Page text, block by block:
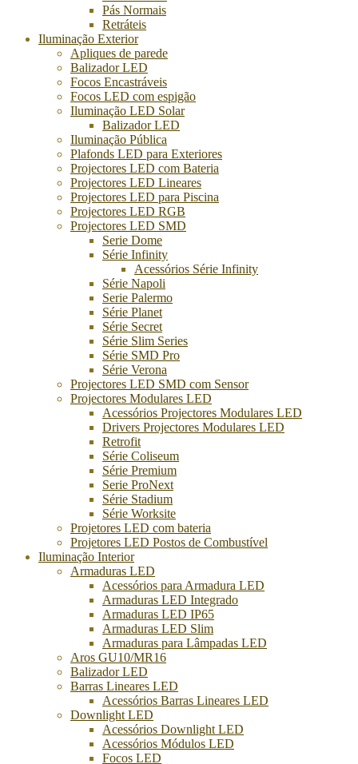
Pás Normais
Retráteis
Iluminação Exterior
Apliques de parede
Balizador LED
Focos Encastráveis
Focos LED com espigão
Iluminação LED Solar
Balizador LED
Iluminação Pública
Plafonds LED para Exteriores
Projectores LED com Bateria
Projectores LED Lineares
Projectores LED para Piscina
Projectores LED RGB
Projectores LED SMD
Serie Dome
Série Infinity
Acessórios Série Infinity
Série Napoli
Serie Palermo
Série Planet
Série Secret
Série Slim Series
Série SMD Pro
Série Verona
Projectores LED SMD com Sensor
Projectores Modulares LED
Acessórios Projectores Modulares LED
Drivers Projectores Modulares LED
Retrofit
Série Coliseum
Série Premium
Serie ProNext
Série Stadium
Série Worksite
Projetores LED com bateria
Projetores LED Postos de Combustível
Iluminação Interior
Armaduras LED
Acessórios para Armadura LED
Armaduras LED Integrado
Armaduras LED IP65
Armaduras LED Slim
Armaduras para Lâmpadas LED
Aros GU10/MR16
Balizador LED
Barras Lineares LED
Acessórios Barras Lineares LED
Downlight LED
Acessórios Downlight LED
Acessórios Módulos LED
Focos LED